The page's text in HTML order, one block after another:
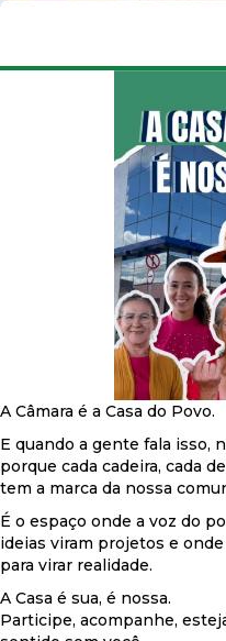
A Câmara é a Casa do Povo.
E quando a gente fala isso,
porque cada cadeira, cada
tem a marca da nossa
É o espaço onde a voz do
ideias viram projetos e
para virar realidade.
A Casa é sua, é nossa.
Participe, acompanhe,